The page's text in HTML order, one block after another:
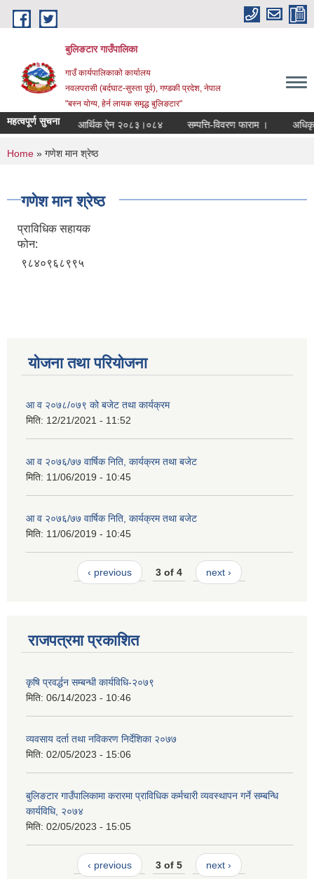
Skip to main content
बुलिङटार गाउँपालिका
गाउँ कार्यपालिकाको कार्यालय
नवलपरासी (बर्दघाट-सुस्ता पूर्व), गण्डकी प्रदेश, नेपाल
"बस्न योग्य, हेर्न लायक समृद्ध बुलिङटार"
महत्वपूर्ण सुचना
। आर्थिक ऐन २०८३।०८४ सम्पत्ति-विवरण फाराम । अधिकृत
You are here
Home » गणेश मान श्रेष्ठ
गणेश मान श्रेष्ठ
प्राविधिक सहायक
फोन:
९८४०९६८९९५
योजना तथा परियोजना
आ व २०७८/०७९ को बजेट तथा कार्यक्रम
मिति: 12/21/2021 - 11:52
आ व २०७६/७७ वार्षिक निति, कार्यक्रम तथा बजेट
मिति: 11/06/2019 - 10:45
आ व २०७६/७७ वार्षिक निति, कार्यक्रम तथा बजेट
मिति: 11/06/2019 - 10:45
‹ previous 3 of 4 next ›
राजपत्रमा प्रकाशित
कृषि प्रवर्द्धन सम्बन्धी कार्यविधि-२०७९
मिति: 06/14/2023 - 10:46
व्यवसाय दर्ता तथा नविकरण निर्देशिका २०७७
मिति: 02/05/2023 - 15:06
बुलिङटार गाउँपालिकामा करारमा प्राविधिक कर्मचारी व्यवस्थापन गर्ने सम्बन्धि
कार्यविधि, २०७४
मिति: 02/05/2023 - 15:05
‹ previous 3 of 5 next ›